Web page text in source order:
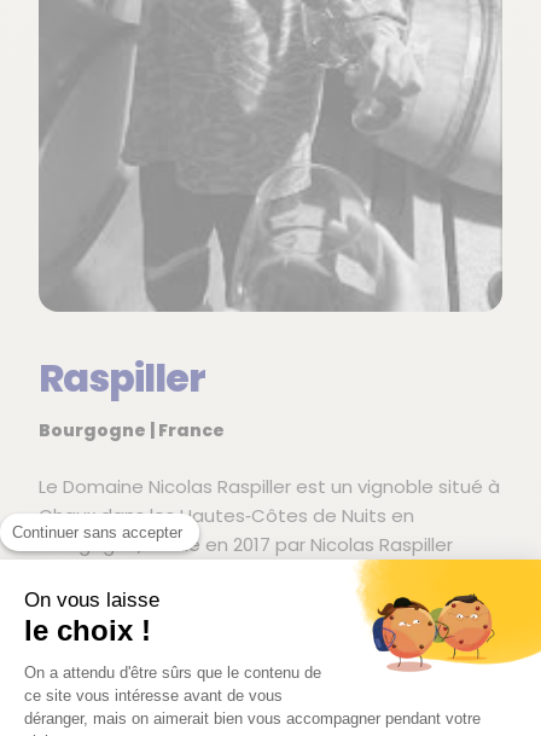
Continuer sans accepter
On vous laisse
le choix !
On a attendu d'être sûrs que le contenu de
ce site vous intéresse avant de vous
déranger, mais on aimerait bien vous accompagner pendant votre
Raspiller
Bourgogne | France
Le Domaine Nicolas Raspiller est un vignoble situé à
Chaux dans les Hautes‑Côtes de Nuits en
Bourgogne, fondé en 2017 par Nicolas Raspiller
après une longue expérience auprès d’autres
vignerons bourguignons et champenois. Il a
immédiatement engagé la conversion du domaine
vers l’agriculture biologique, avec une philosophie
centrée sur le soin de la vigne à l’aide de
préparations naturelles et l’utilisation de plantes